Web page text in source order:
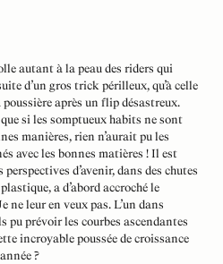
autant à la peau des riders qui
d’un gros trick périlleux, qu’à celle
après un flip désastreux.
si les somptueux habits ne sont
manières, rien n’aurait pu les
avec les bonnes matières ! Il est
d’avenir, dans des chutes
a d’abord accroché le
ne leur en veux pas. L’un dans
pu prévoir les courbes ascendantes
incroyable poussée de croissance
?